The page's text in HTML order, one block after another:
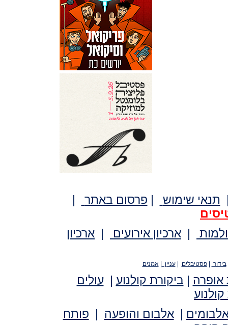
תנאי שימוש | פרסום באתר
|
| ארכיון אירועים | ארכיון
בידור |פסטיבלים |עניין |אמנים
אופרה | ביקורת קולנוע |עולים
קולנוע
|אלבום והופעה | פותח